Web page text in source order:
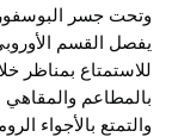
وتحت جسر البوسفور
يفصل القسم
للاستمتاع بمناظر
بالمطاعم والمقاهي
والتمتع بالأجواء